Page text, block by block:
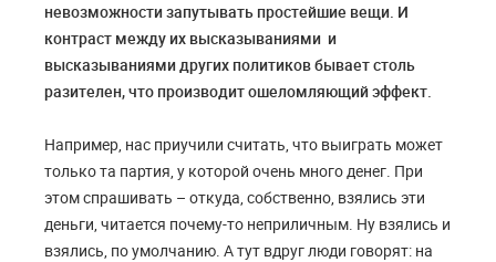
невозможности запутывать простейшие вещи. И
контраст между их высказываниями и
высказываниями других политиков бывает столь
разителен, что производит ошеломляющий эффект.
Например, нас приучили считать, что выиграть может
только та партия, у которой очень много денег. При
этом спрашивать – откуда, собственно, взялись эти
деньги, читается почему-то неприличным. Ну взялись и
взялись, по умолчанию. А тут вдруг люди говорят: на